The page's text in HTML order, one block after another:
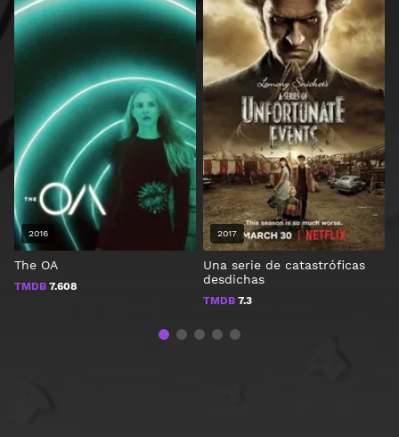
The OA
TMDB 7.608
2016
Una serie de catastróficas
desdichas
TMDB 7.3
2017